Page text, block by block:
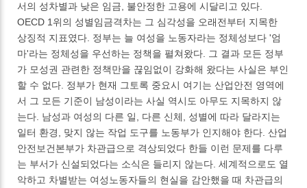
서의 성차별과 낮은 임금, 불안정한 고용에 시달리고 있다.
OECD 1위의 성별임금격차는 그 심각성을 오래전부터 지목한
상징적 지표였다. 정부는 늘 여성을 노동자라는 정체성보다 '엄
마'라는 정체성을 우선하는 정책을 펼쳐왔다. 그 결과 모든 정부
가 모성권 관련한 정책만을 끊임없이 강화해 왔다는 사실은 부인
할 수 없다. 정부가 현재 그토록 중요시 여기는 산업안전 영역에
서 그 모든 기준이 남성이라는 사실 역시도 아무도 지목하지 않
는다. 남성과 여성의 다른 일, 다른 신체, 성별에 따라 달라지는
일터 환경, 맞지 않는 작업 도구를 노동부가 인지해야 한다. 산업
안전보건본부가 차관급으로 격상되었다 한들 이런 문제를 다루
는 부서가 신설되었다는 소식은 들리지 않는다. 세계적으로도 열
악하고 차별받는 여성노동자들의 현실을 감안했을 때 차관급의